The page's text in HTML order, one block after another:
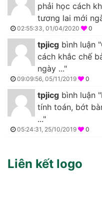
phải học cách
tương lai mới
02:55:33, 01/04/2020 0
tpjicg bình luận
cách khắc chế
ngày ..."
09:09:56, 05/11/2019 0
tpjicg bình luận
tính toán, bớt
..."
05:24:31, 25/10/2019 0
Liên kết logo